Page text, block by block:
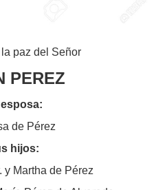
paz del Señor
PEREZ
de Pérez
hijos:
y Martha de Pérez